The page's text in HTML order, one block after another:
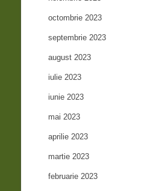
octombrie 2023
septembrie 2023
august 2023
iulie 2023
iunie 2023
mai 2023
aprilie 2023
martie 2023
februarie 2023